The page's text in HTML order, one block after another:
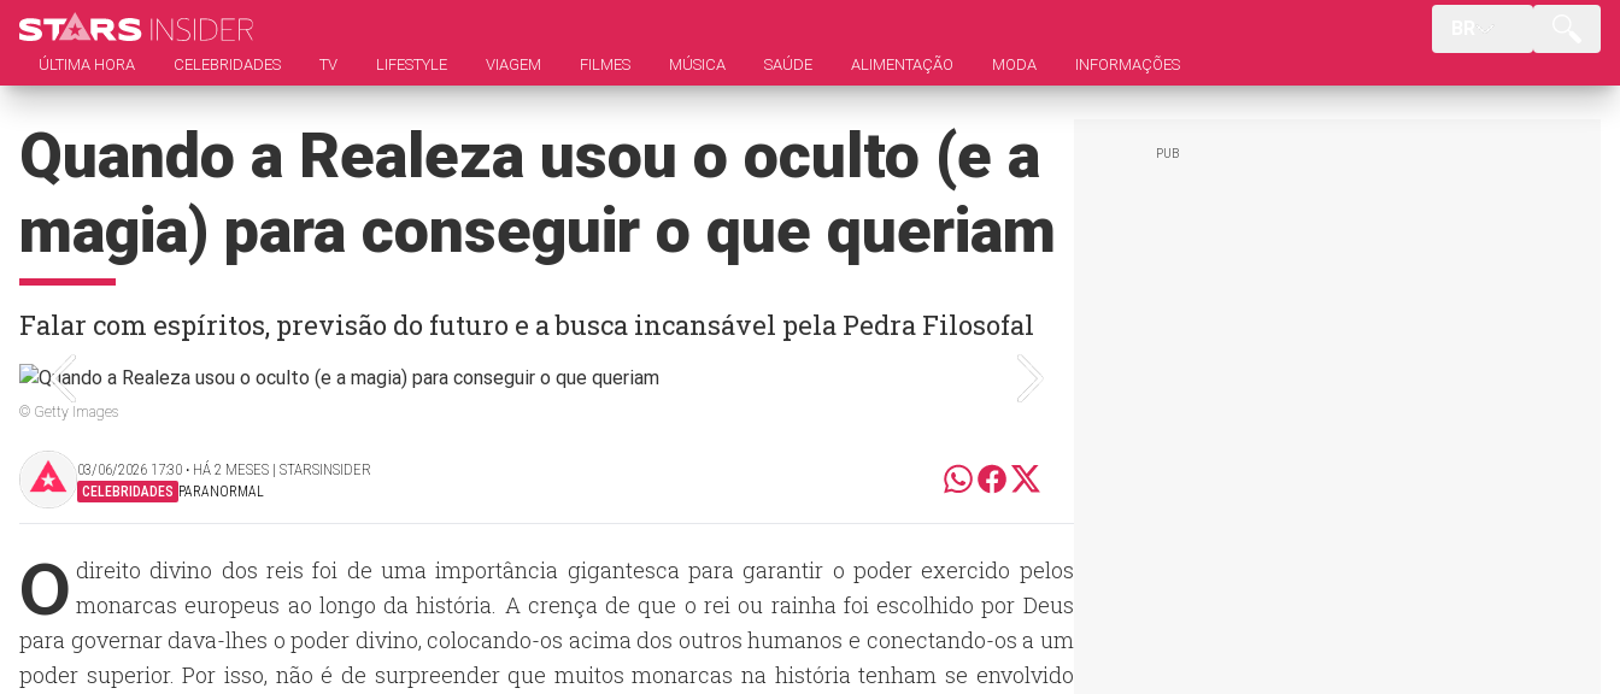
ÚLTIMA HORA CELEBRIDADES TV LIFESTYLE VIAGEM FILMES MÚSICA SAÚDE ALIMENTAÇÃO MODA INFORMAÇÕES
Quando a Realeza usou o oculto (e a
magia) para conseguir o que queriam
Falar com espíritos, previsão do futuro e a busca incansável pela Pedra Filosofal
© Getty Images
03/06/2026 17:30 ‧ HÁ 2 MESES | STARSINSIDER
CELEBRIDADES PARANORMAL
O direito divino dos reis foi de uma importância gigantesca para garantir o poder exercido pelos
monarcas europeus ao longo da história. A crença de que o rei ou rainha foi escolhido por Deus
para governar dava-lhes o poder divino, colocando-os acima dos outros humanos e conectando-os a um
poder superior. Por isso, não é de surpreender que muitos monarcas na história tenham se envolvido